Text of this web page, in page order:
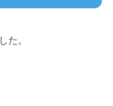
た。